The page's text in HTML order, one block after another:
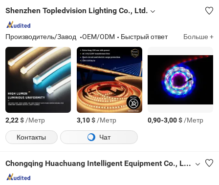
Shenzhen Topledvision Lighting Co., Ltd.
Производитель/Завод OEM/ODM Быстрый ответ Больше +
2,22$/Метр 3,10$/Метр 0,90-3,00$/Метр
Контакты
Чат
Chongqing Huachuang Intelligent Equipment Co., Ltd.